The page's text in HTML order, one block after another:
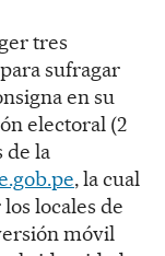
tres
sufragar
en su
electoral (2
de la
, la cual
locales de
móvil